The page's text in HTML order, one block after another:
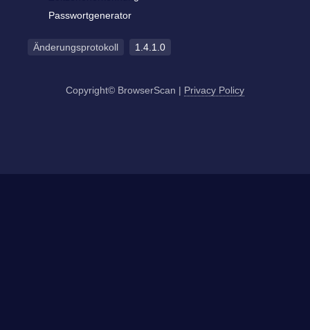
Passwortgenerator
Änderungsprotokoll 1.4.1.0
Copyright© BrowserScan | Privacy Policy